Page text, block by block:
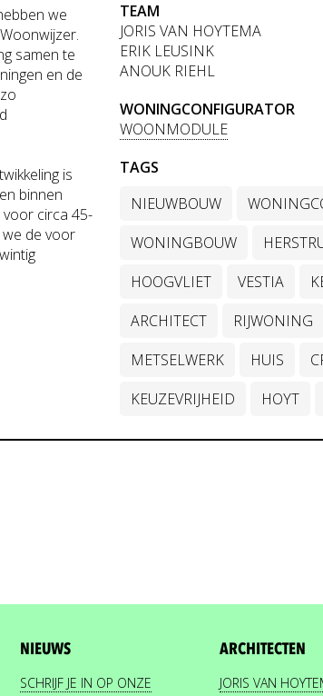
we
samen te
en de
is
binnen
voor circa 45-
de voor
TEAM
JORIS VAN HOYTEMA
ERIK LEUSINK
ANOUK RIEHL
WONINGCONFIGURATOR
WOONMODULE
TAGS
NIEUWBOUW
WONINGBOUW
HOOGVLIET
VESTIA
ARCHITECT
RIJWONING
METSELWERK
HUIS
KEUZEVRIJHEID
HOYT
NIEUWS
SCHRIJF JE IN OP ONZE
ARCHITECTEN
JORIS VAN